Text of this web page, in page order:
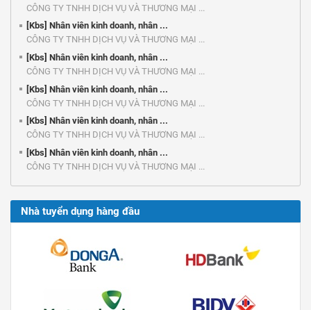
CÔNG TY TNHH DỊCH VỤ VÀ THƯƠNG MẠI ...
[Kbs] Nhân viên kinh doanh, nhân ...
CÔNG TY TNHH DỊCH VỤ VÀ THƯƠNG MẠI ...
[Kbs] Nhân viên kinh doanh, nhân ...
CÔNG TY TNHH DỊCH VỤ VÀ THƯƠNG MẠI ...
[Kbs] Nhân viên kinh doanh, nhân ...
CÔNG TY TNHH DỊCH VỤ VÀ THƯƠNG MẠI ...
[Kbs] Nhân viên kinh doanh, nhân ...
CÔNG TY TNHH DỊCH VỤ VÀ THƯƠNG MẠI ...
[Kbs] Nhân viên kinh doanh, nhân ...
CÔNG TY TNHH DỊCH VỤ VÀ THƯƠNG MẠI ...
Nhà tuyển dụng hàng đầu